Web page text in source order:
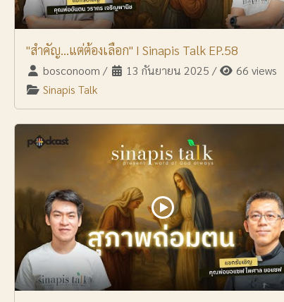
"สำคัญ...แต่ต้องเลือก" I Sinapis Talk EP.58
bosconoom / 13 กันยายน 2025 /
66 views
Sinapis Talk